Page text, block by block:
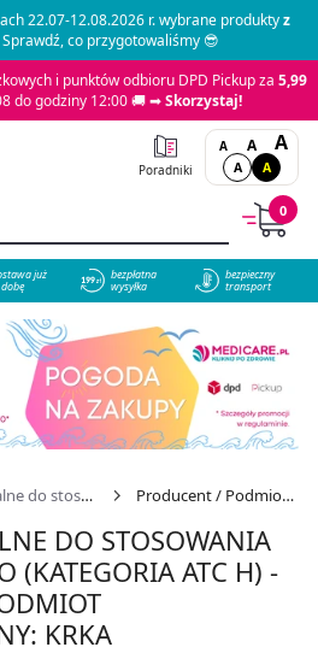
22.07-12.08.2026 r. wybrane produktyz
Sprawdź, co przygotowaliśmy 😎
i punktów odbioru DPD Pickup za 5,99
do godziny 12:00 🚚 ➡Skorzystaj!
Poradniki
A A A
A A
0
już bezpłatna
wysyłka
bezpieczny
transport
(bez hormonów płciowych) Producent / Podmiot odpowiedzialny: KRKA
DO STOSOWANIA
(KATEGORIA ATC H) -
KRKA